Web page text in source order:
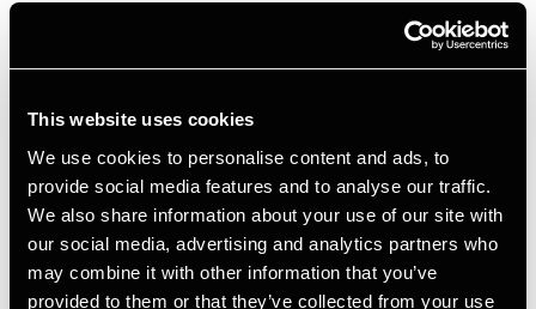
This website uses cookies
We use cookies to personalise content and ads, to
provide social media features and to analyse our traffic.
We also share information about your use of our site with
our social media, advertising and analytics partners who
may combine it with other information that you’ve
provided to them or that they’ve collected from your use
hele landet, dog med en lille overvægt af ejendomme
i Region Midtjylland. De 50.000 huse udgør mindre
kommuner vil det derfor nok kun være nogle få
hundrede husejere, der får en ny vurdering.
I første omgang udsendes alene en såkaldt
deklarationsmeddelelse til ejerne af de 50.000
ejendomme. Det vil sige oplysninger om de
ejendomsdata, som Vurderingsstyrelsen er i